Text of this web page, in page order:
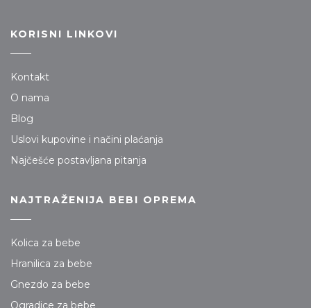
KORISNI LINKOVI
Kontakt
O nama
Blog
Uslovi kupovine i načini plaćanja
Najčešće postavljana pitanja
NAJTRAŽENIJA BEBI OPREMA
Kolica za bebe
Hranilica za bebe
Gnezdo za bebe
Ogradice za bebe